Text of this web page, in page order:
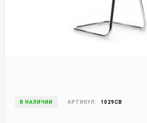
В НАЛИЧИИ АРТИКУЛ: 1029CB